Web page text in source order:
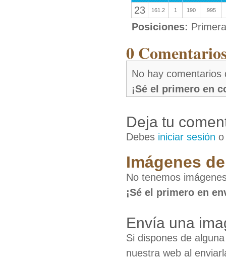
23 161.2 1 190 .995
Posiciones:
0
No hay comentarios
¡Sé el primero en
Deja tu
Debes iniciar sesión
Imágenes
No tenemos
¡Sé el primero en
Envía una
Si dispones de
nuestra web al